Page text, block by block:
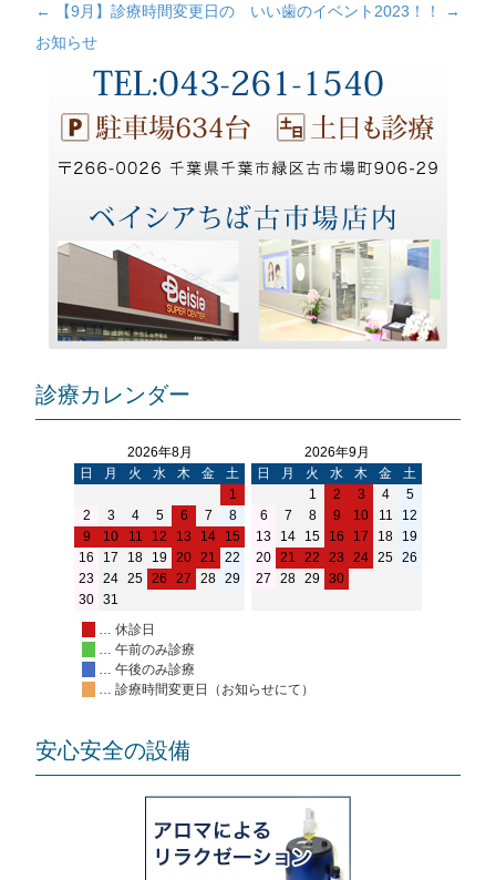
投
稿
ビ
ゲ
ー
ン
←
【9月】診療時間変更日の
お知らせ
いい歯のイベント2023！！ →
診療カレンダー
2026年8月
日
月 火 水 木 金
土
1
2
3 4 5 6 7
8
9
10 11 12 13 14
15
16
17 18 19 20 21
22
23 24 25 26 27 28 29
30 31
2026年9月
日
月 火 水 木 金
土
1
2 3 4
5
6
7 8 9 10 11
12
13
14 15 16 17 18
19
20 21 22 23 24 25 26
27
28 29 30
… 休診日
… 午前のみ診療
… 午後のみ診療
… 診療時間変更日（お知らせにて）
安心安全の設備